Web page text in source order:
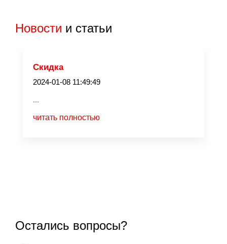
Новости и статьи
Скидка
2024-01-08 11:49:49
...
читать полностью
Остались вопросы?